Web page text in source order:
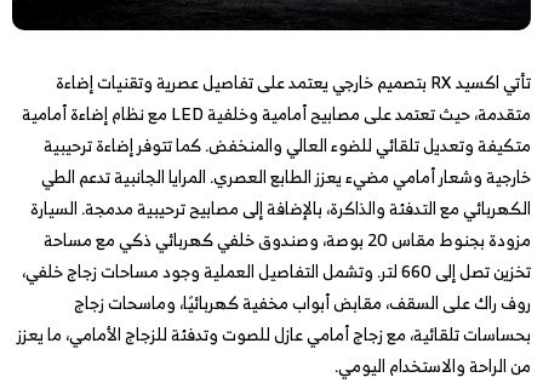
تأتي اكسيد RX بتصميم خارجي يعتمد على تفاصيل عصرية وتقنيات إضاءة
متقدمة، حيث تعتمد على مصابيح أمامية وخلفية LED مع نظام إضاءة أمامية
متكيفة وتعديل تلقائي للضوء العالي والمنخفض. كما تتوفر إضاءة ترحيبية
خارجية وشعار أمامي مضيء يعزز الطابع العصري. المرايا الجانبية تدعم الطي
الكهربائي مع التدفئة والذاكرة، بالإضافة إلى مصابيح ترحيبية مدمجة. السيارة
مزودة بجنوط مقاس 20 بوصة، وصندوق خلفي كهربائي ذكي مع مساحة
تخزين تصل إلى 660 لتر. وتشمل التفاصيل العملية وجود مساحات زجاج خلفي،
روف راك على السقف، مقابض أبواب مخفية كهربائيًا، وماسحات زجاج
بحساسات تلقائية، مع زجاج أمامي عازل للصوت وتدفئة للزجاج الأمامي، ما يعزز
من الراحة والاستخدام اليومي.